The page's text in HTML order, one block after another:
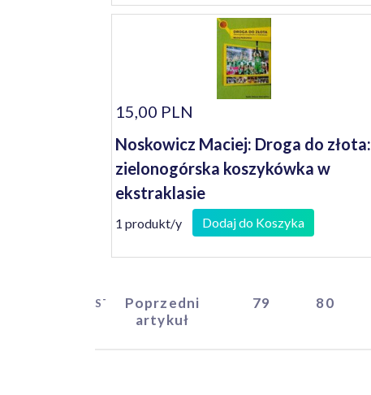
15,00 PLN
Noskowicz Maciej: Droga do złota:
zielonogórska koszykówka w
ekstraklasie
1 produkt/y Dodaj do Koszyka
STARTPoprzedni
artykuł
79 80